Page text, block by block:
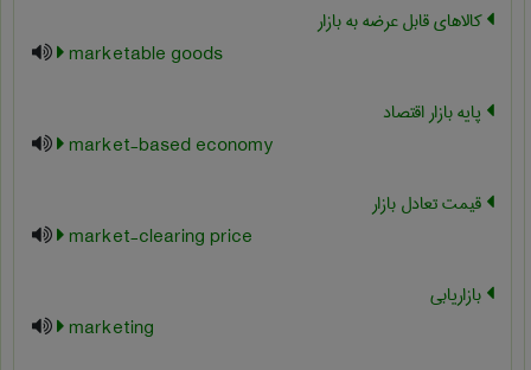
کالاهای قابل عرضه به بازار
marketable goods
پایه بازار اقتصاد
market-based economy
قیمت تعادل بازار
market-clearing price
بازاریابی
marketing